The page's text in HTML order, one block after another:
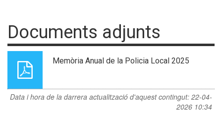
Documents adjunts
Memòria Anual de la Policia Local 2025
Data i hora de la darrera actualització d'aquest contingut: 22-04-
2026 10:34